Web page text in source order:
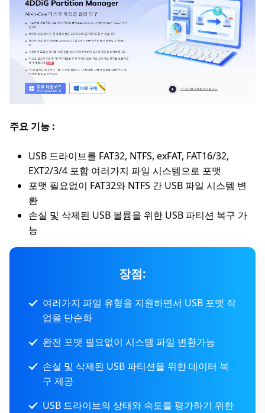
주요 기능 :
USB 드라이브를 FAT32, NTFS, exFAT, FAT16/32,
EXT2/3/4 포함 여러가지 파일 시스템으로 포맷
포맷 필요없이 FAT32와 NTFS 간 USB 파일 시스템 변
환
손실 및 삭제된 USB 볼륨을 위한 USB 파티션 복구 가
능
장점:
여러가지 파일 유형을 지원하면서 USB 포맷 작
업을 단순화
완전 포맷 필요없이 시스템 파일 변환가능
손실 및 삭제된 USB 파티션을 위한 데이터 복
구 제공
USB 드라이브의 상태와 속도를 평가하기 위한